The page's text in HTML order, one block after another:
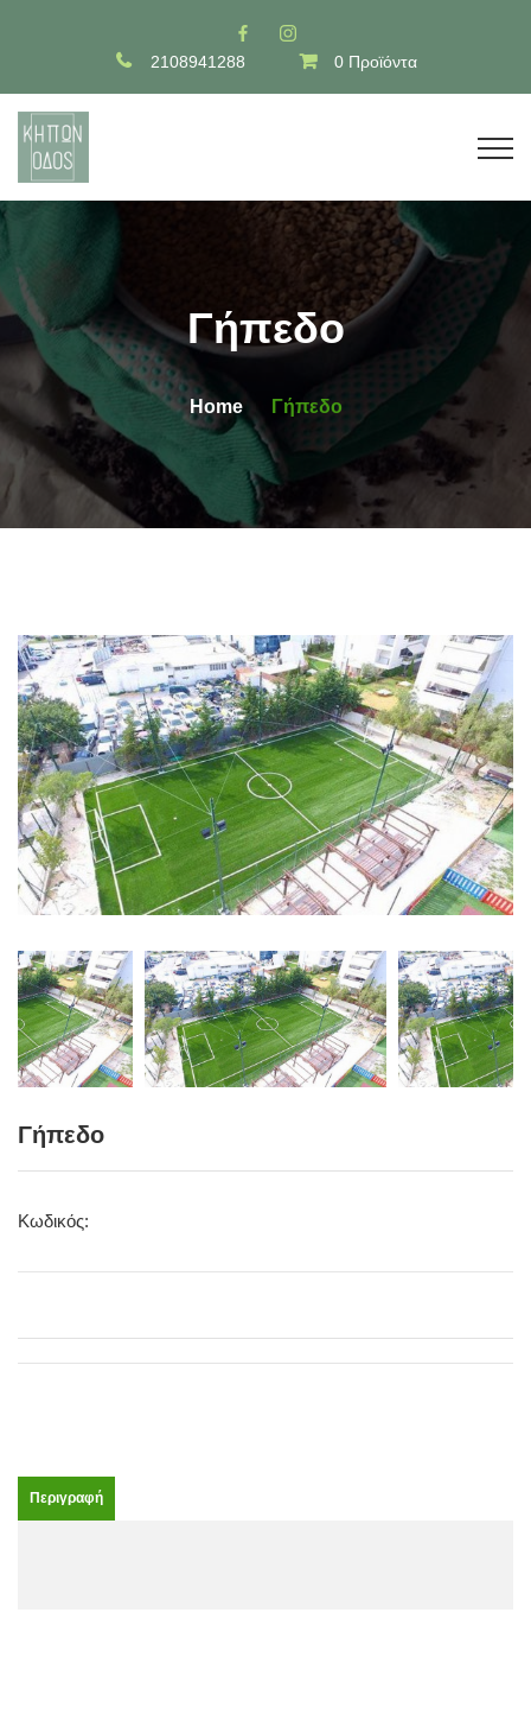
2108941288 0 Προϊόντα
Γήπεδο
Home Γήπεδο
Γήπεδο
Κωδικός:
Περιγραφή